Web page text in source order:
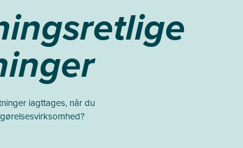
iagttages, når du